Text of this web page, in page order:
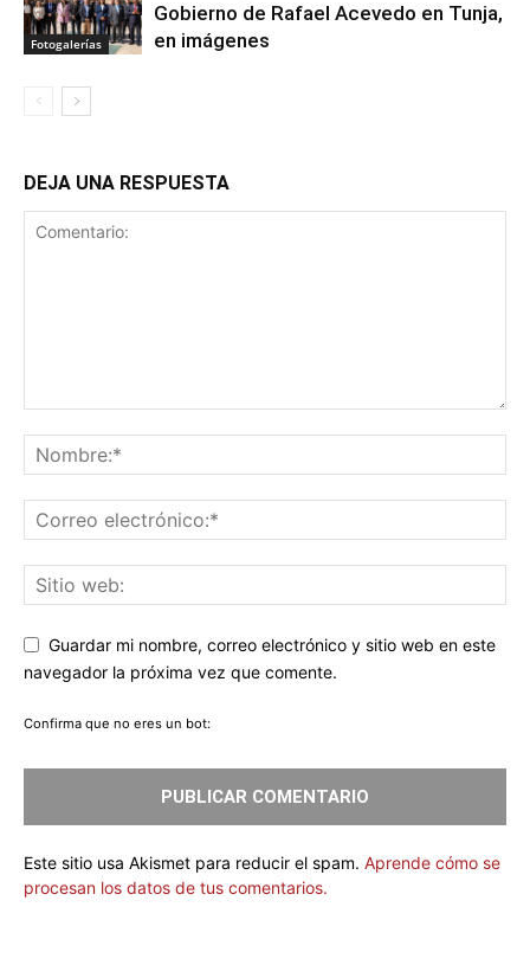
Fotogalerías
Gobierno de Rafael Acevedo en Tunja,
en imágenes
DEJA UNA RESPUESTA
Guardar mi nombre, correo electrónico y sitio web en este
navegador la próxima vez que comente.
Confirma que no eres un bot:
Este sitio usa Akismet para reducir el spam. Aprende cómo se
procesan los datos de tus comentarios.